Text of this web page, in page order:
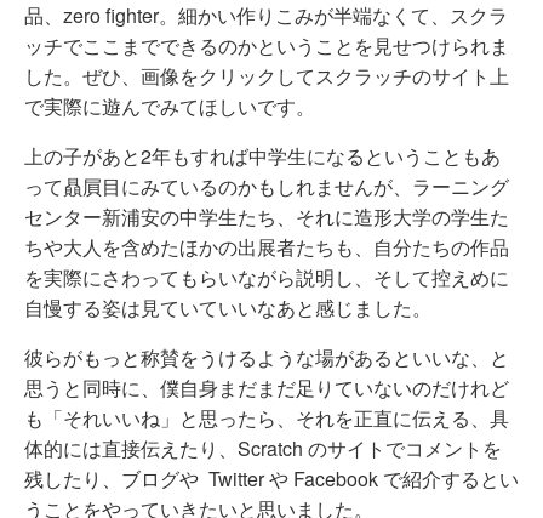
品、zero fighter。細かい作りこみが半端なくて、スクラ
ッチでここまでできるのかということを見せつけられま
した。ぜひ、画像をクリックしてスクラッチのサイト上
で実際に遊んでみてほしいです。
上の子があと2年もすれば中学生になるということもあ
って贔屓目にみているのかもしれませんが、ラーニング
センター新浦安の中学生たち、それに造形大学の学生た
ちや大人を含めたほかの出展者たちも、自分たちの作品
を実際にさわってもらいながら説明し、そして控えめに
自慢する姿は見ていていいなあと感じました。
彼らがもっと称賛をうけるような場があるといいな、と
思うと同時に、僕自身まだまだ足りていないのだけれど
も「それいいね」と思ったら、それを正直に伝える、具
体的には直接伝えたり、Scratch のサイトでコメントを
残したり、ブログや Twitter や Facebook で紹介するとい
うことをやっていきたいと思いました。